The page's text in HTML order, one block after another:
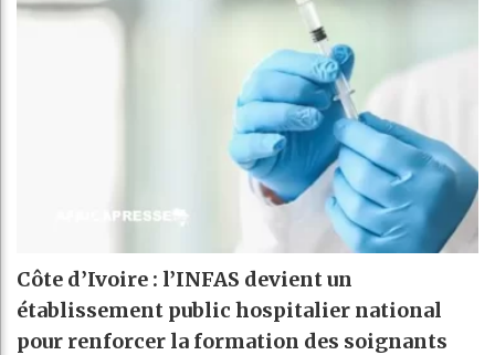
Côte d’Ivoire : l’INFAS devient un
établissement public hospitalier national
pour renforcer la formation des soignants